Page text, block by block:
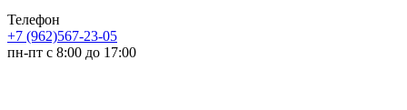
Телефон
+7 (962)567-23-05
пн-пт с 8:00 до 17:00